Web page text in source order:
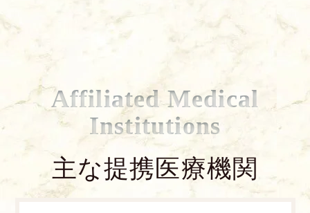
Affiliated Medical
Institutions
主な提携医療機関